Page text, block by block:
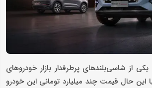
تیگو 7 پرو، یکی از شاسی‌بلندهای پرطرفدار بازار خودروهای
این حال قیمت چند میلیارد تومانی این خودرو